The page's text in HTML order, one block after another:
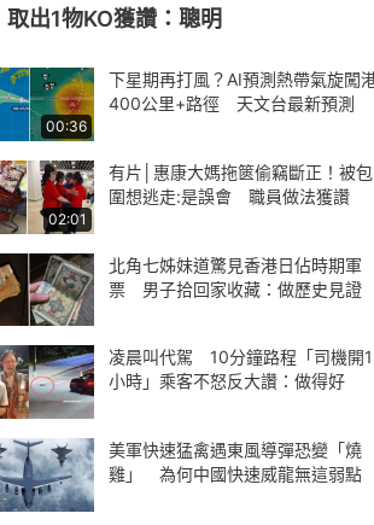
出1物KO獲讚：聰明
00:36
下星期再打風？AI預測熱帶氣旋闖
400公里+路徑 天文台最新預測
02:01
有片│惠康大媽拖篋偷竊斷正！被包
圍想逃走:是誤會 職員做法獲讚
北角七姊妹道驚見香港日佔時期軍
票 男子拾回家收藏：做歷史見證
凌晨叫代駕 10分鐘路程「司機開1
小時」乘客不怒反大讚：做得好
美軍快速猛禽遇東風導彈恐變「燒
雞」 為何中國快速威龍無這弱點